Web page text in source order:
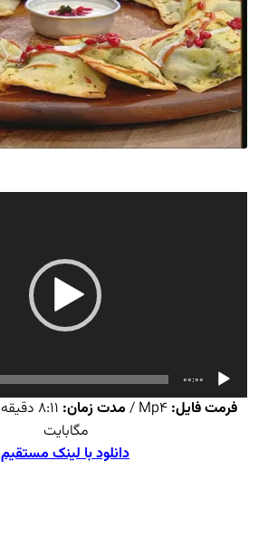
00:00
فرمت فایل: مدت زمان:
مگابایت
دانلود با لینک مستقیم